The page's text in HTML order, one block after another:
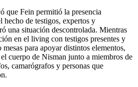
que Fein permitió la presencia
hecho de testigos, expertos y
una situación descontrolada. Mientras
en el living con testigos presentes y
para apoyar distintos elementos,
cuerpo de Nisman junto a miembros de
camarógrafos y personas que